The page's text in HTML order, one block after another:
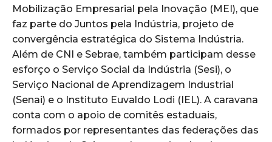
Mobilização Empresarial pela Inovação (MEI), que
faz parte do Juntos pela Indústria, projeto de
convergência estratégica do Sistema Indústria.
Além de CNI e Sebrae, também participam desse
esforço o Serviço Social da Indústria (Sesi), o
Serviço Nacional de Aprendizagem Industrial
(Senai) e o Instituto Euvaldo Lodi (IEL). A caravana
conta com o apoio de comitês estaduais,
formados por representantes das federações das